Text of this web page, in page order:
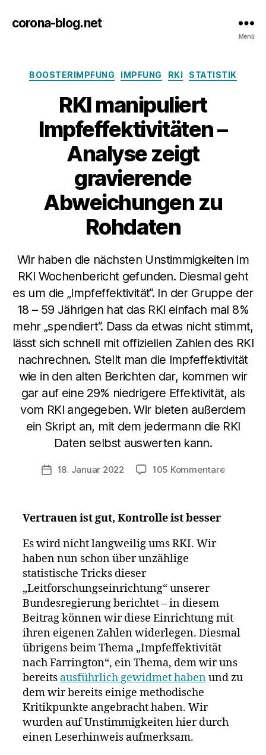
corona-blog.net
Menü
Kategorien
BOOSTERIMPFUNG IMPFUNG RKI STATISTIK
RKI manipuliert
Impfeffektivitäten –
Analyse zeigt
gravierende
Abweichungen zu
Rohdaten
Wir haben die nächsten Unstimmigkeiten im
RKI Wochenbericht gefunden. Diesmal geht
es um die „Impfeffektivität“. In der Gruppe der
18 – 59 Jährigen hat das RKI einfach mal 8%
mehr „spendiert“. Dass da etwas nicht stimmt,
lässt sich schnell mit offiziellen Zahlen des RKI
nachrechnen. Stellt man die Impfeffektivität
wie in den alten Berichten dar, kommen wir
gar auf eine 29% niedrigere Effektivität, als
vom RKI angegeben. Wir bieten außerdem
ein Skript an, mit dem jedermann die RKI
Daten selbst auswerten kann.
Veröffentlichungsdatum
18. Januar 2022 105 Kommentarezu
Vertrauen ist gut, Kontrolle ist besser
Es wird nicht langweilig ums RKI. Wir
haben nun schon über unzählige
statistische Tricks dieser
„Leitforschungseinrichtung“ unserer
Bundesregierung berichtet – in diesem
Beitrag können wir diese Einrichtung mit
ihren eigenen Zahlen widerlegen. Diesmal
übrigens beim Thema „Impfeffektivität
nach Farrington“, ein Thema, dem wir uns
bereits ausführlich gewidmet habenund zu
dem wir bereits einige methodische
Kritikpunkte angebracht haben. Wir
wurden auf Unstimmigkeiten hier durch
einen Leserhinweis aufmerksam.